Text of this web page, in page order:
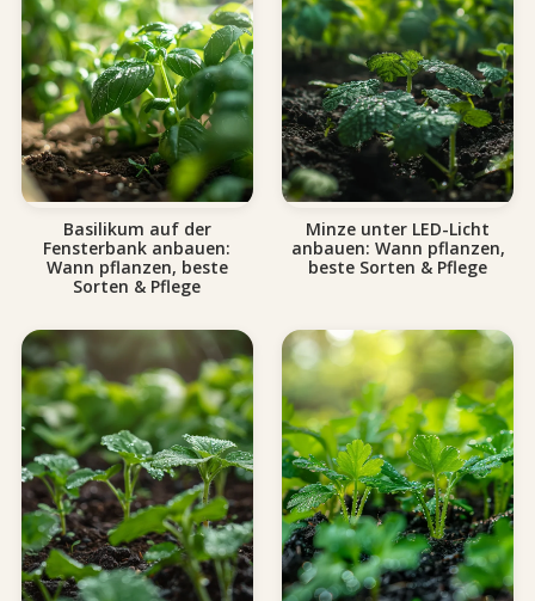
Basilikum auf der
Fensterbank anbauen:
Wann pflanzen, beste
Sorten & Pflege
Minze unter LED-Licht
anbauen: Wann pflanzen,
beste Sorten & Pflege